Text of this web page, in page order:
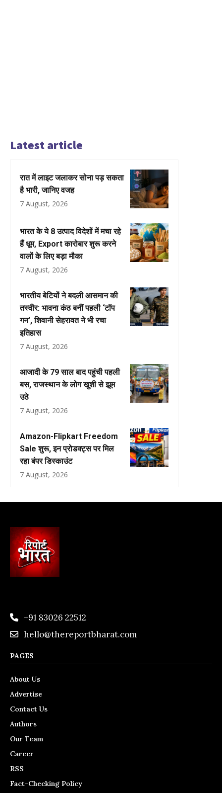
Latest article
रात में लाइट जलाकर सोना पड़ सकता
है भारी, जानिए वजह
7 August, 2026
भारत के ये 8 उत्पाद विदेशों में मचा रहे
हैं धूम, Export कारोबार शुरू करने
वालों के लिए बड़ा मौका
7 August, 2026
भारतीय बेटियों ने बदली आसमान की
तस्वीर: भावना कंठ बनीं पहली ‘टॉप
गन’, शिवानी सेहरावत ने भी रचा
इतिहास
7 August, 2026
आजादी के 79 साल बाद पहुंची पहली
बस, राजस्थान के लोग खुशी से झूम
उठे
7 August, 2026
Amazon-Flipkart Freedom
Sale शुरू, इन प्रोडक्ट्स पर मिल
रहा बंपर डिस्काउंट
7 August, 2026
+91 83026 22512
hello@thereportbharat.com
PAGES
About Us
Advertise
Contact Us
Authors
Our Team
Career
RSS
Fact-Checking Policy